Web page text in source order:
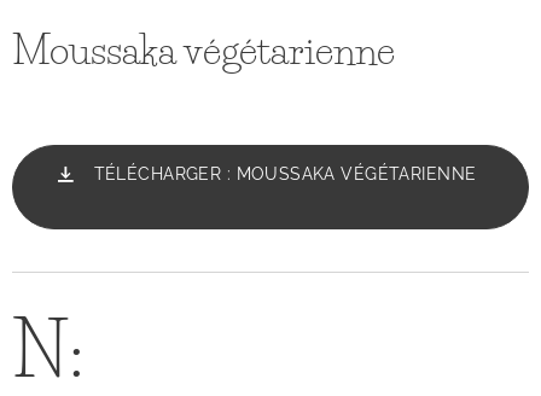
Moussaka végétarienne
TÉLÉCHARGER : MOUSSAKA VÉGÉTARIENNE
N: